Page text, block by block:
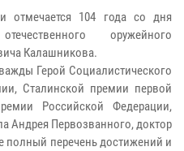
отмечается 104 года со дня
оружейного
Калашникова.
Герой Социалистического
Сталинской премии первой
Российской Федерации,
Андрея Первозванного, доктор
полный перечень достижений и